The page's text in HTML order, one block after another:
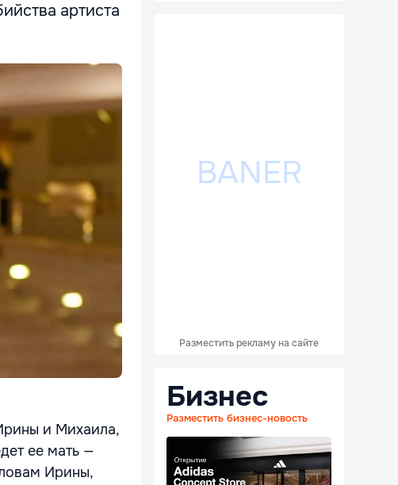
артиста
и Михаила,
ее мать —
Ирины,
Разместить рекламу на сайте
Бизнес
Разместить бизнес-новость